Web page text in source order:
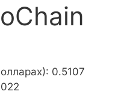
0.5107